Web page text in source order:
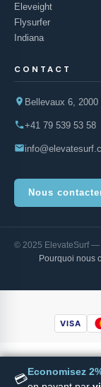
Eleveight
Flysurfer
Indiana
CONTACT
Bellevaux 6,
+41 79 539 53 58
Nous
© 2025 ElevateSurf —
Pourquoi nous
VISA
💳
Economisez